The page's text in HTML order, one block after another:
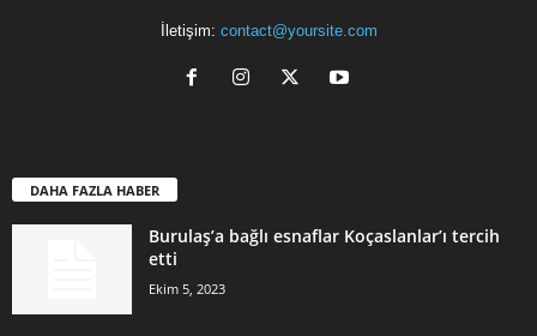
İletişim: contact@yoursite.com
DAHA FAZLA HABER
Burulaş’a bağlı esnaflar Koçaslanlar’ı tercih
etti
Ekim 5, 2023